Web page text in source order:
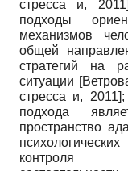
стресса и, 2011]
подходы
механизмов
общей
стратегий на
ситуации [
стресса и, 2011];
подхода
пространство
контроля